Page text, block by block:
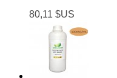
80,11 $US